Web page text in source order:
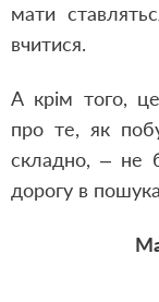
мати
вчитися.
А крім того,
про те, як
складно, – не
дорогу в